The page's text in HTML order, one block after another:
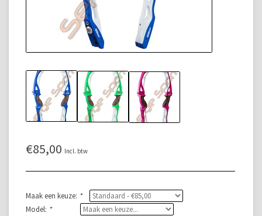
€85,00 Incl. btw
Maak een keuze: *
Model: *